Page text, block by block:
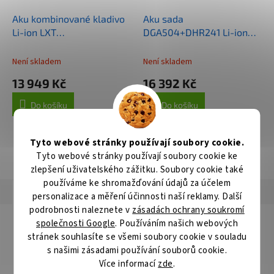
Tyto webové stránky používají soubory cookie.
Tyto webové stránky používají soubory cookie ke
zlepšení uživatelského zážitku. Soubory cookie také
používáme ke shromažďování údajů za účelem
personalizace a měření účinnosti naší reklamy. Další
podrobnosti naleznete v zásadách ochrany soukromí
společnosti Google. Používáním našich webových
stránek souhlasíte se všemi soubory cookie v souladu
s našimi zásadami používání souborů cookie.
Více informacízde.
Aku kombinované kladivo
Li-ion LXT
Není skladem
13 949 Kč
Do košíku
Aku sada
DGA504+DHR241 Li-ion
Není skladem
16 392 Kč
Do košíku
ZOBRAZIT VŠECHNY SOUVISEJÍCÍ PRODUKTY
Popis Hodnocení Diskuze
Detailní popis produktu
V-PLUS stanovuje nová výkonnostní měřítka. Je důslednou
inovací miliónkrát osvědčeného příklepového vrtáku 4 PLUS.
Rychlost vrtání se vůči příklepovému vrtáku 4 PLUS zvýšila až o